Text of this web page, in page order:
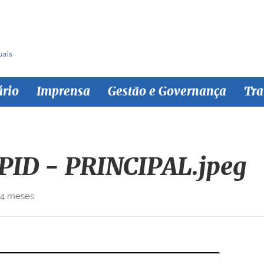
Imprensa Gestão e Governança
- PRINCIPAL.jpeg
meses